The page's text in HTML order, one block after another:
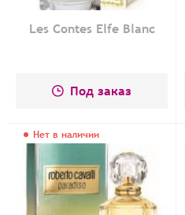
Les Contes Elfe Blanc
Под заказ
Нет в наличии